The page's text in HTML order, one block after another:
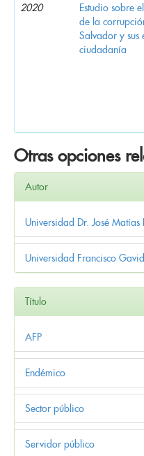
2020
Estudio sobre
de la
Salvador y sus
ciudadanía
Otras opciones
Autor
Universidad Dr. José Matías
Universidad Francisco
Título
AFP
Endémico
Sector público
Servidor público